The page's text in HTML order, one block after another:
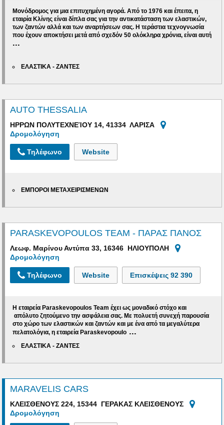
Μονόδρομος για μια επιτυχημένη αγορά.Από το 1976 και έπειτα, η
εταιρία Κλίνης είναι δίπλα σαςγια την αντικατάστασητων ελαστικών,
των ζαντών αλλά και των αναρτήσεων σας. Η τεράστια τεχνογνωσία
που έχουν αποκτήσει μετά από σχεδόν 50 ολόκληρα χρόνια, είναι αυτή
...
ΕΛΑΣΤΙΚΑ - ΖΑΝΤΕΣ
AUTO THESSALIA
ΗΡΡΩΝ ΠΟΛΥΤΕΧΝΕΊΟΥ 14, 41334 ΛΑΡΙΣΑ
Δρομολόγηση
Τηλέφωνο Website
ΕΜΠΟΡΟΙ ΜΕΤΑΧΕΙΡΙΣΜΕΝΩΝ
PARASKEVOPOULOS TEAM - ΠΑΡΑΣ ΠΑΝΟΣ
Λεωφ. Μαρίνου Αντύπα 33, 16346 ΗΛΙΟΥΠΟΛΗ
Δρομολόγηση
Τηλέφωνο Website Επισκέψεις92 390
Η εταιρείαParaskevopoulos Team έχει ως μοναδικό στόχο και
απόλυτο ζητούμενο την ασφάλεια σας. Μεπολυετή συνεχή παρουσία
στο χώρο των ελαστικών και ζαντώνκαι με ένα από τα μεγαλύτερα
πελατολόγια, η εταιρείαParaskevopoulo ...
ΕΛΑΣΤΙΚΑ - ΖΑΝΤΕΣ
MARAVELIS CARS
ΚΛΕΙΣΘΕΝΟΥΣ 224, 15344 ΓΕΡΑΚΑΣ ΚΛΕΙΣΘΕΝΟΥΣ
Δρομολόγηση